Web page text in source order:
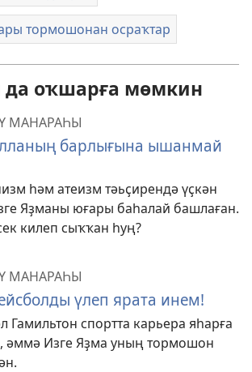
тормошонан осраҡтар
да оҡшарға мөмкин
МАНАРАҺЫ
барлығына ышанмай
һәм атеизм тәьҫирендә үҫкән
Яҙманы юғары баһалай башлаған.
килеп сыҡҡан һуң?
МАНАРАҺЫ
үлеп ярата инем!
Гамильтон спортта карьера яһарға
әммә Изге Яҙма уның тормошон